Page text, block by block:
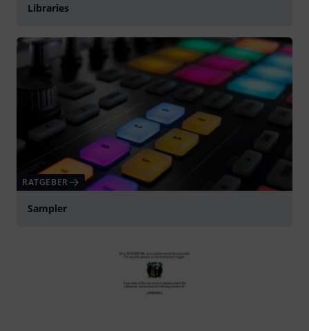
Libraries
RATGEBER
Sampler